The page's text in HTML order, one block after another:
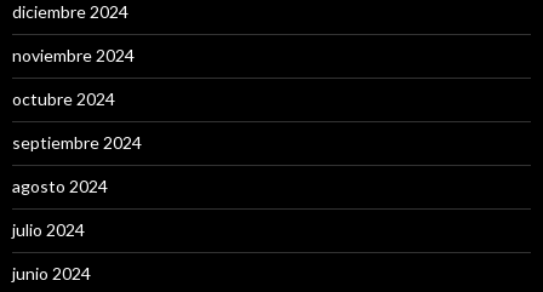
diciembre 2024
noviembre 2024
octubre 2024
septiembre 2024
agosto 2024
julio 2024
junio 2024